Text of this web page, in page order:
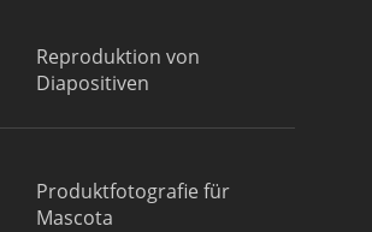
Reproduktion von
Diapositiven
Produktfotografie für
Mascota